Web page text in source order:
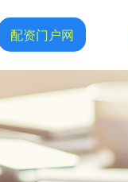
配资门户网